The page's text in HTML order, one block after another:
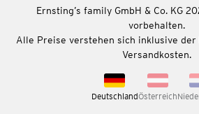
Ernsting’s family GmbH & Co. KG
vorbehalten.
Alle Preise verstehen sich inklusive
Versandkosten.
DeutschlandÖsterreich